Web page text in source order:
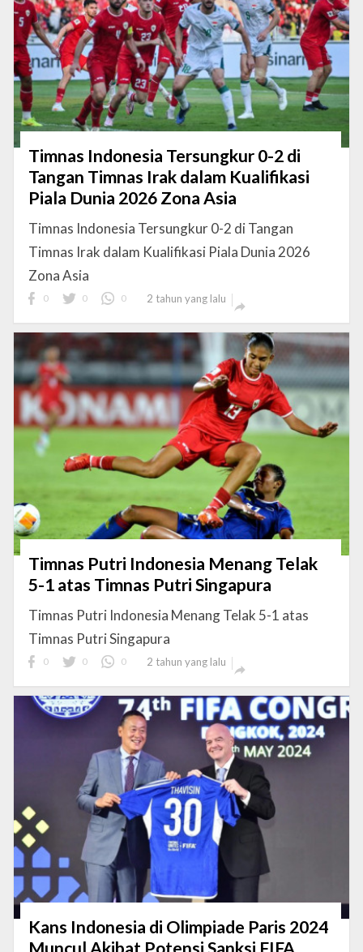
Timnas Indonesia Tersungkur 0-2 di
Tangan Timnas Irak dalam Kualifikasi
Piala Dunia 2026 Zona Asia
Timnas Indonesia Tersungkur 0-2 di Tangan
Timnas Irak dalam Kualifikasi Piala Dunia 2026
Zona Asia
0 0 0 2 tahun yang lalu

Timnas Putri Indonesia Menang Telak
5-1 atas Timnas Putri Singapura
Timnas Putri Indonesia Menang Telak 5-1 atas
Timnas Putri Singapura
0 0 0 2 tahun yang lalu

Kans Indonesia di Olimpiade Paris 2024